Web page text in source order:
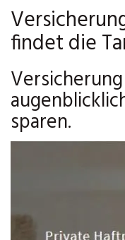
findet die
sparen.